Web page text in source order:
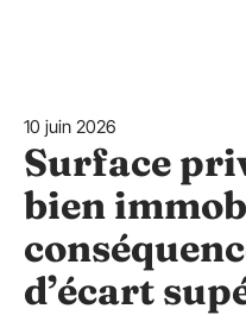
10 juin 2026
Surface
bien
d’écart